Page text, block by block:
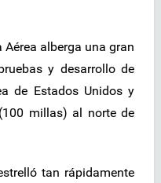
Aérea alberga una gran
y desarrollo de
de Estados Unidos y
millas) al norte de
tan rápidamente